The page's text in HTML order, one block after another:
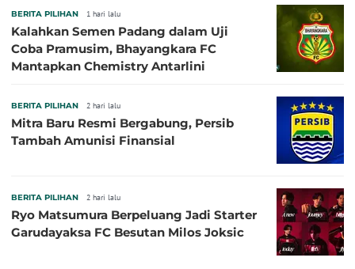
BERITA PILIHAN 1 hari lalu
Kalahkan Semen Padang dalam Uji
Coba Pramusim, Bhayangkara FC
Mantapkan Chemistry Antarlini
BERITA PILIHAN 2 hari lalu
Mitra Baru Resmi Bergabung, Persib
Tambah Amunisi Finansial
BERITA PILIHAN 2 hari lalu
Ryo Matsumura Berpeluang Jadi Starter
Garudayaksa FC Besutan Milos Joksic